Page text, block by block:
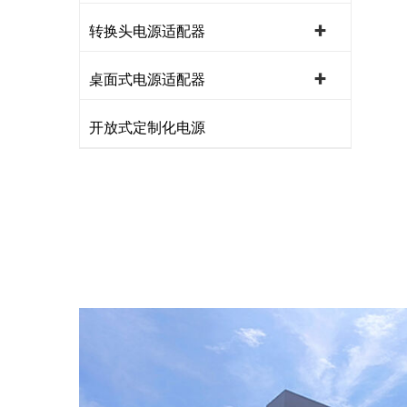
转换头电源适配器
桌面式电源适配器
开放式定制化电源